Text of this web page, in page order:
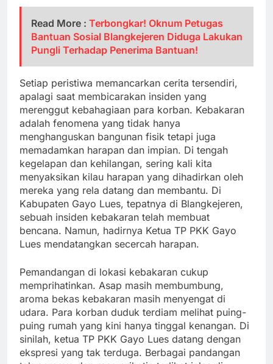
Read More : Terbongkar! Oknum Petugas
Bantuan Sosial Blangkejeren Diduga Lakukan
Pungli Terhadap Penerima Bantuan!
Setiap peristiwa memancarkan cerita tersendiri,
apalagi saat membicarakan insiden yang
merenggut kebahagiaan para korban. Kebakaran
adalah fenomena yang tidak hanya
menghanguskan bangunan fisik tetapi juga
memadamkan harapan dan impian. Di tengah
kegelapan dan kehilangan, sering kali kita
menyaksikan kilau harapan yang dihadirkan oleh
mereka yang rela datang dan membantu. Di
Kabupaten Gayo Lues, tepatnya di Blangkejeren,
sebuah insiden kebakaran telah membuat
bencana. Namun, hadirnya Ketua TP PKK Gayo
Lues mendatangkan secercah harapan.
Pemandangan di lokasi kebakaran cukup
memprihatinkan. Asap masih membumbung,
aroma bekas kebakaran masih menyengat di
udara. Para korban duduk terdiam melihat puing-
puing rumah yang kini hanya tinggal kenangan. Di
sinilah, ketua TP PKK Gayo Lues datang dengan
ekspresi yang tak terduga. Berbagai pandangan